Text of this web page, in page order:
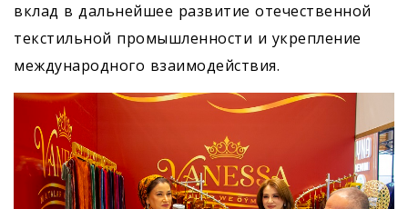
вклад в дальнейшее развитие отечественной
текстильной промышленности и укрепление
международного взаимодействия.